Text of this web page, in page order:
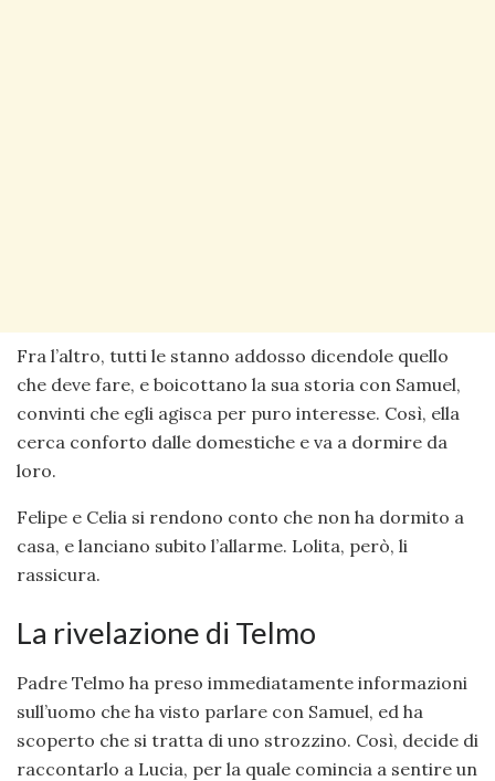
Fra l’altro, tutti le stanno addosso dicendole quello
che deve fare, e boicottano la sua storia con Samuel,
convinti che egli agisca per puro interesse. Così, ella
cerca conforto dalle domestiche e va a dormire da
loro.
Felipe e Celia si rendono conto che non ha dormito a
casa, e lanciano subito l’allarme. Lolita, però, li
rassicura.
La rivelazione di Telmo
Padre Telmo ha preso immediatamente informazioni
sull’uomo che ha visto parlare con Samuel, ed ha
scoperto che si tratta di uno strozzino. Così, decide di
raccontarlo a Lucia, per la quale comincia a sentire un